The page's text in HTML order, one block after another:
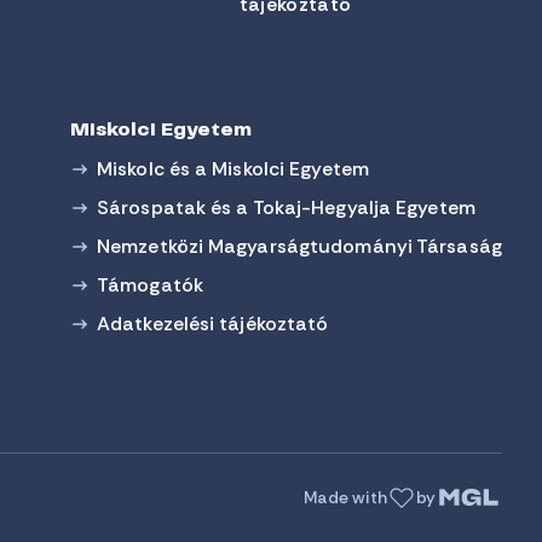
Miskolci Egyetem
Miskolc és a Miskolci Egyetem
Sárospatak és a Tokaj-Hegyalja Egyetem
Nemzetközi Magyarságtudományi Társaság
Támogatók
Adatkezelési tájékoztató
Made with by